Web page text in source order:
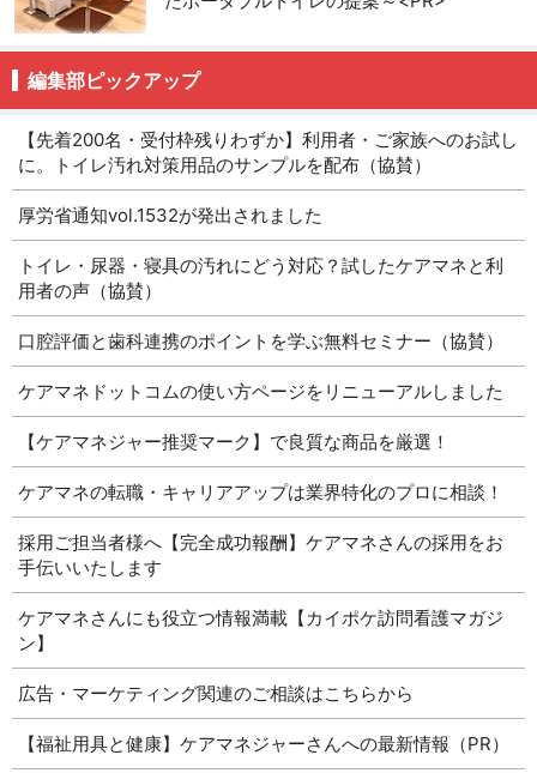
編集部ピックアップ
【先着200名・受付枠残りわずか】利用者・ご家族へのお試し
に。トイレ汚れ対策用品のサンプルを配布（協賛）
厚労省通知vol.1532が発出されました
トイレ・尿器・寝具の汚れにどう対応？試したケアマネと利
用者の声（協賛）
口腔評価と歯科連携のポイントを学ぶ無料セミナー（協賛）
ケアマネドットコムの使い方ページをリニューアルしました
【ケアマネジャー推奨マーク】で良質な商品を厳選！
ケアマネの転職・キャリアアップは業界特化のプロに相談！
採用ご担当者様へ【完全成功報酬】ケアマネさんの採用をお
手伝いいたします
ケアマネさんにも役立つ情報満載【カイポケ訪問看護マガジ
ン】
広告・マーケティング関連のご相談はこちらから
【福祉用具と健康】ケアマネジャーさんへの最新情報（PR）